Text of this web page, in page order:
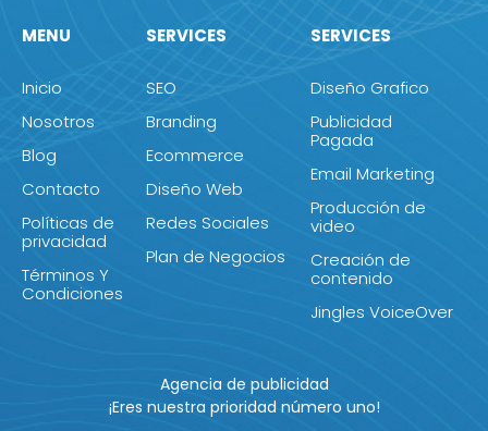
MENU
Inicio
Nosotros
Blog
Contacto
Políticas de
privacidad
Términos Y
Condiciones
SERVICES
SEO
Branding
Ecommerce
Diseño Web
Redes Sociales
Plan de Negocios
SERVICES
Diseño Grafico
Publicidad
Pagada
Email Marketing
Producción de
video
Creación de
contenido
Jingles VoiceOver
Agencia de publicidad
¡Eres nuestra prioridad número uno!